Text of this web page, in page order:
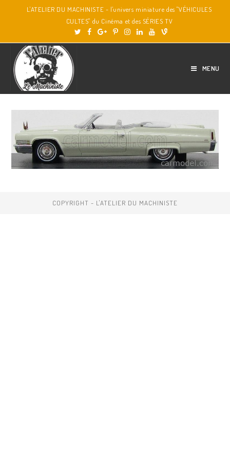
L'ATELIER DU MACHINISTE - l'univers miniature des "VÉHICULES
CULTES" du Cinéma et des SÉRIES TV
MENU
COPYRIGHT - L'ATELIER DU MACHINISTE